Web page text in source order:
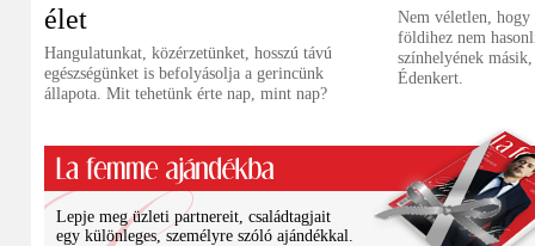
élet
Hangulatunkat, közérzetünket, hosszú távú
egészségünket is befolyásolja a gerincünk
állapota. Mit tehetünk érte nap, mint nap?
Nem véletlen, hogy
földihez nem
színhelyének másik,
Édenkert.
Lepje meg üzleti partnereit, családtagjait
egy különleges, személyre szóló ajándékkal.